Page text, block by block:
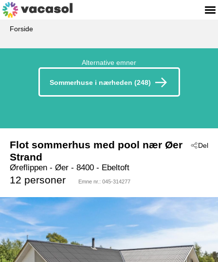
Forside
Alternative emner
Sommerhuse i nærheden (248)
Del
Flot sommerhus med pool nær Øer
Strand
Øreflippen - Øer - 8400 - Ebeltoft
12 personer Emne nr.: 045-314277